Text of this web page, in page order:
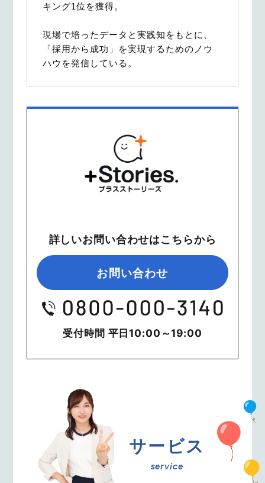
キング1位を獲得。
現場で培ったデータと実践知をもとに、
「採用から成功」を実現するためのノウ
ハウを発信している。
詳しいお問い合わせはこちらから
お問い合わせ
受付時間 平日10:00～19:00
サービス
service